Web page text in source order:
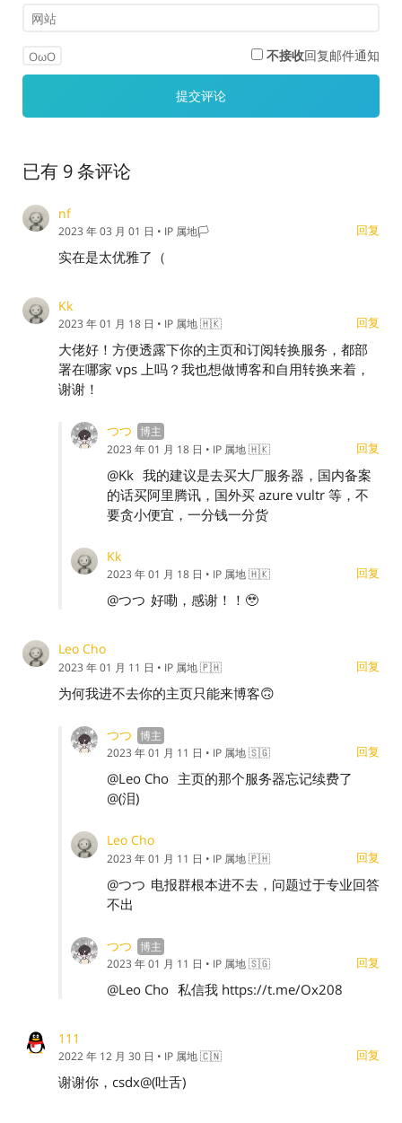
OωO 不接收回复邮件通知
已有 9 条评论
nf
回复
2023 年 03 月 01 日 • IP 属地🏳️
实在是太优雅了（
Kk
回复
2023 年 01 月 18 日 • IP 属地 🇭🇰
大佬好！方便透露下你的主页和订阅转换服务，都部
署在哪家 vps 上吗？我也想做博客和自用转换来着，
谢谢！
つつ
回复
2023 年 01 月 18 日 • IP 属地 🇭🇰
@Kk 我的建议是去买大厂服务器，国内备案
的话买阿里腾讯，国外买 azure vultr 等，不
要贪小便宜，一分钱一分货
Kk
回复
2023 年 01 月 18 日 • IP 属地 🇭🇰
@つつ 好嘞，感谢！！🥹
Leo Cho
回复
2023 年 01 月 11 日 • IP 属地 🇵🇭
为何我进不去你的主页只能来博客🙃
つつ
回复
2023 年 01 月 11 日 • IP 属地 🇸🇬
@Leo Cho 主页的那个服务器忘记续费了
@(泪)
Leo Cho
回复
2023 年 01 月 11 日 • IP 属地 🇵🇭
@つつ 电报群根本进不去，问题过于专业回答
不出
つつ
回复
2023 年 01 月 11 日 • IP 属地 🇸🇬
@Leo Cho 私信我 https://t.me/Ox208
111
回复
2022 年 12 月 30 日 • IP 属地 🇨🇳
谢谢你，csdx@(吐舌)